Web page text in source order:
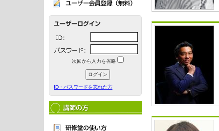
次回から入力を省略
ID・パスワードを忘れた方